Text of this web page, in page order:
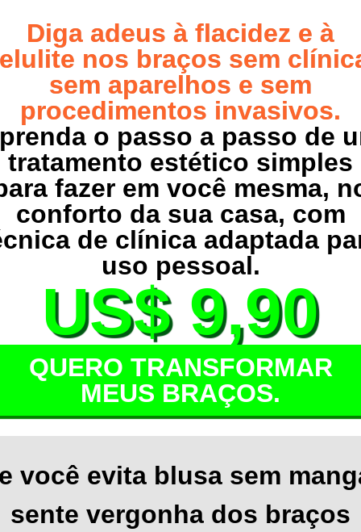
Diga adeus à flacidez e à
nos braços sem
sem aparelhos e sem
procedimentos invasivos.
o passo a passo de
tratamento estético simples
fazer em você mesma,
conforto da sua casa, com
de clínica adaptada
uso pessoal.
US$ 9,90
QUERO TRANSFORMAR
MEUS BRAÇOS.
você evita blusa sem
sente vergonha dos braços